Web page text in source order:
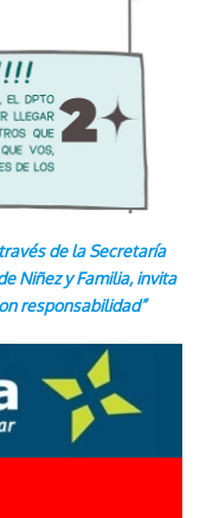
de la Secretaría
Niñez y Familia, invita
responsabilidad”